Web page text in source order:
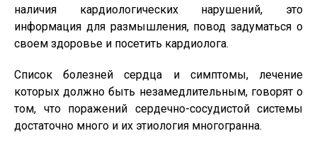
наличия кардиологических нарушений, это
информация для размышления, повод задуматься о
своем здоровье и посетить кардиолога.
Список болезней сердца и симптомы, лечение
которых должно быть незамедлительным, говорят о
том, что поражений сердечно-сосудистой системы
достаточно много и их этиология многогранна.